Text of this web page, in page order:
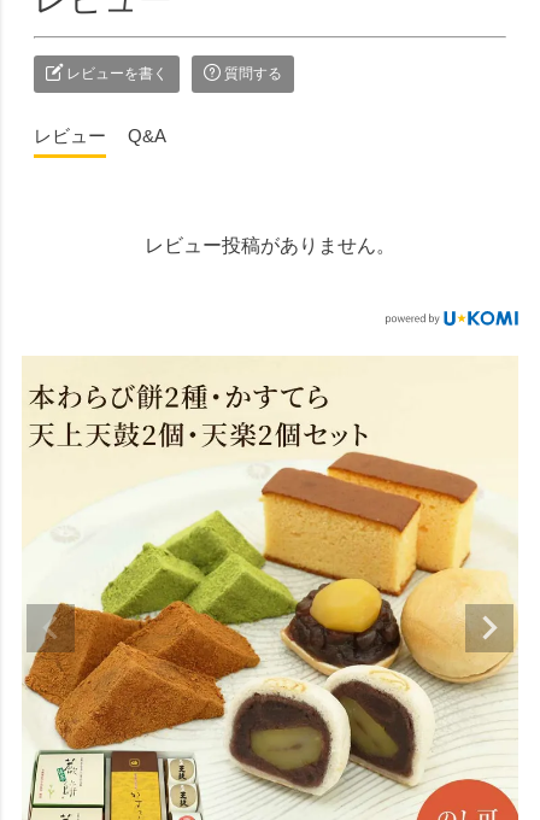
レビューを書く 質問する
レビュー Q&A
レビュー投稿がありません。